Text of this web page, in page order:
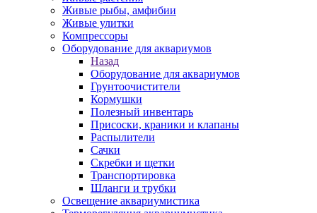
Живые рыбы, амфибии
Живые улитки
Компрессоры
Оборудование для аквариумов
Назад
Оборудование для аквариумов
Грунтоочистители
Кормушки
Полезный инвентарь
Присоски, краники и клапаны
Распылители
Сачки
Скребки и щетки
Транспортировка
Шланги и трубки
Освещение аквариумистика